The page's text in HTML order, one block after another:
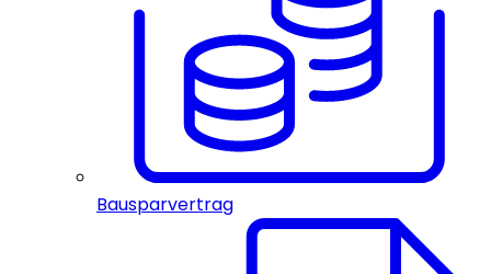
Bausparvertrag